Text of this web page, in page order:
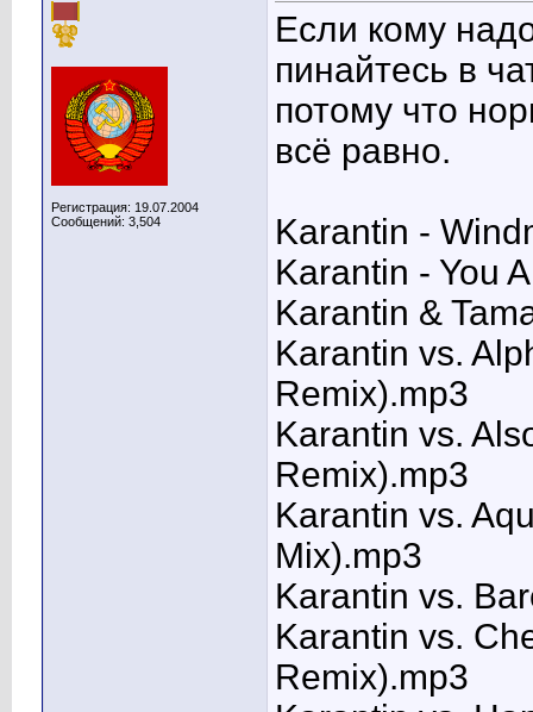
Регистрация: 19.07.2004
Сообщений: 3,504
Если кому
пинайтесь в
потому что
всё равно.
Karantin -
Karantin - You
Karantin &
Karantin vs.
Remix).mp3
Karantin vs.
Remix).mp3
Karantin vs.
Mix).mp3
Karantin vs.
Karantin vs.
Remix).mp3